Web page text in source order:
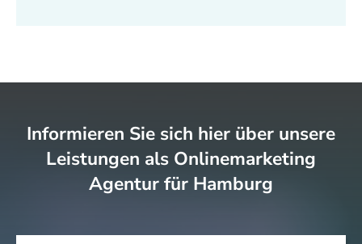
Informieren Sie sich hier über unsere
Leistungen als Onlinemarketing
Agentur für Hamburg